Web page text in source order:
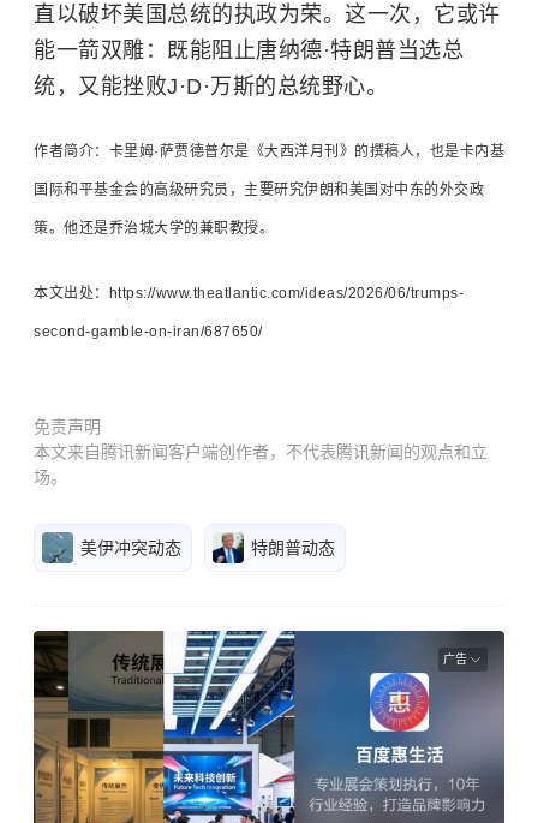
直以破坏美国总统的执政为荣。这一次，它或许
能一箭双雕：既能阻止唐纳德·特朗普当选总
统，又能挫败J·D·万斯的总统野心。
作者简介：卡里姆·萨贾德普尔是《大西洋月刊》的撰稿人，也是卡内基
国际和平基金会的高级研究员，主要研究伊朗和美国对中东的外交政
策。他还是乔治城大学的兼职教授。
本文出处：https://www.theatlantic.com/ideas/2026/06/trumps-
second-gamble-on-iran/687650/
免责声明
本文来自腾讯新闻客户端创作者，不代表腾讯新闻的观点和立
场。
美伊冲突动态 特朗普动态
广告